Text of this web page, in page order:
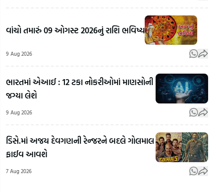
વાંચો તમારું 09 ઓગસ્ટ 2026નું રાશિ ભવિષ્ય
9 Aug 2026
ભારતમાં એઆઈ : 12 ટકા નોકરીઓમાં માણસોની
જગ્યા લેશે
9 Aug 2026
ડિસે.માં અજય દેવગણની રેન્જરને બદલે ગોલમાલ
ફાઈવ આવશે
7 Aug 2026
Kejriwal's
Joke On
E20:
કેજરીવાલે
E20 પર
જોક! |
પ્રયાગરાજમાં
રાહુલ